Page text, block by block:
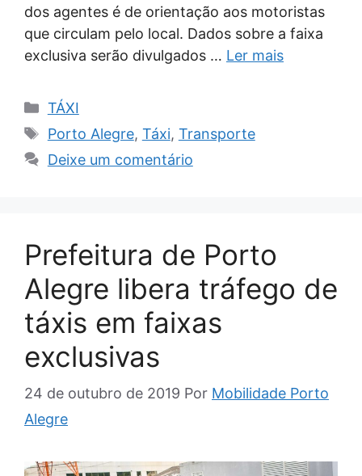
dos agentes é de orientação aos motoristas
que circulam pelo local. Dados sobre a faixa
exclusiva serão divulgados … Ler mais
Categorias
TÁXI
Tags
Porto Alegre, Táxi, Transporte
Deixe um comentário
Prefeitura de Porto
Alegre libera tráfego de
táxis em faixas
exclusivas
24 de outubro de 2019 Por Mobilidade Porto
Alegre